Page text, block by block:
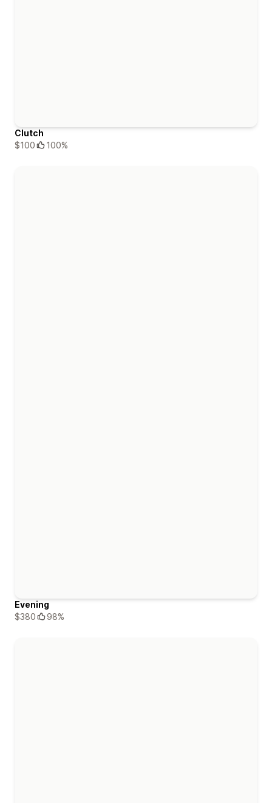
Clutch
$100
100%
Evening
$380
98%